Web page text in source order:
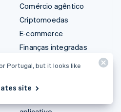
Comércio agêntico
Criptomoedas
E-commerce
Finanças integradas
Automação de finanças
todo
Portugal, but it looks like
site